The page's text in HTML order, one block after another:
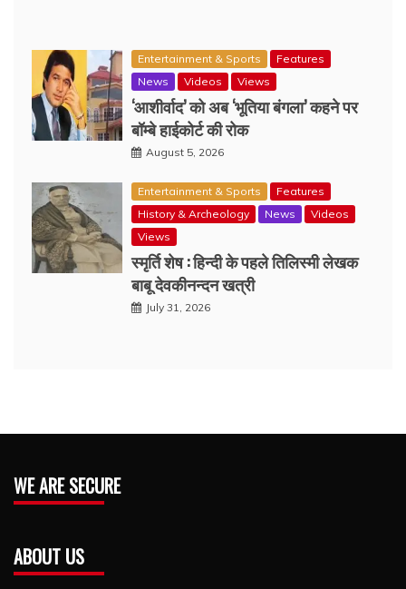
Entertainment & Sports
Features
News
Videos Views
‘आशीर्वाद’ को अब ‘भूतिया बंगला’ कहने पर
बॉम्बे हाईकोर्ट की रोक
August 5, 2026
Entertainment & Sports
Features
History & Archeology
News
Videos
Views
स्मृर्ति शेष : हिन्दी के पहले तिलिस्मी लेखक
बाबू देवकीनन्दन खत्री
July 31, 2026
WE ARE SECURE
ABOUT US